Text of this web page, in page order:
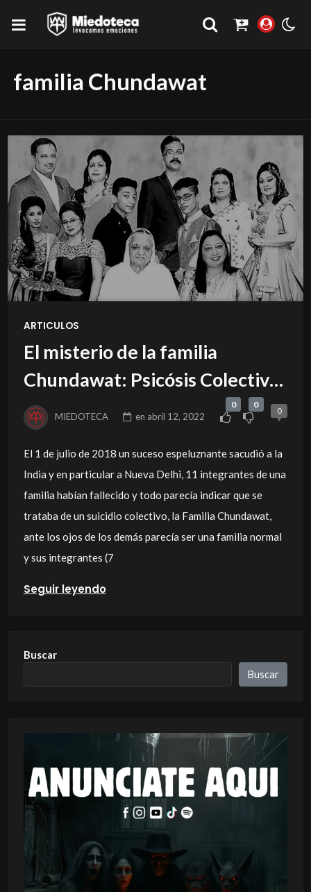
familia Chundawat
ARTICULOS
El misterio de la familia
Chundawat: Psicósis Colectiva,
homicidio o suicidio.
MIEDOTECA en abril 12, 2022
0 0
0
El 1 de julio de 2018 un suceso espeluznante sacudió a la
India y en particular a Nueva Delhi, 11 integrantes de una
familia habían fallecido y todo parecía indicar que se
trataba de un suicidio colectivo, la Familia Chundawat,
ante los ojos de los demás parecía ser una familia normal
y sus integrantes (7
Seguir leyendo
Buscar
Buscar